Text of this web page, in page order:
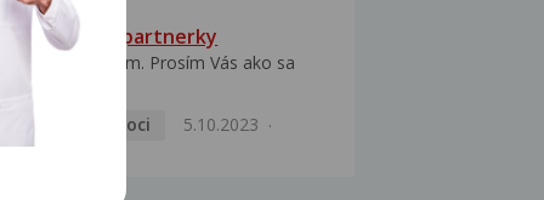
HPV typ 52 u partnerky
Dobrý deň prajem. Prosím Vás ako sa
Pohlavní nemoci
5.10.2023